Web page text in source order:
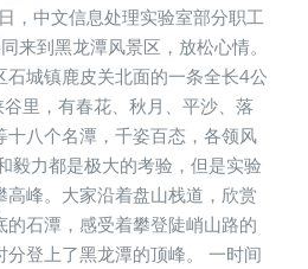
，中文信息处理实验室部分职工
来到黑龙潭风景区，放松心情。
城镇鹿皮关北面的一条全长4公
里，有春花、秋月、平沙、落
十八个名潭，千姿百态，各领风
毅力都是极大的考验，但是实验
峰。大家沿着盘山栈道，欣赏
石潭，感受着攀登陡峭山路的
登上了黑龙潭的顶峰。 一时间